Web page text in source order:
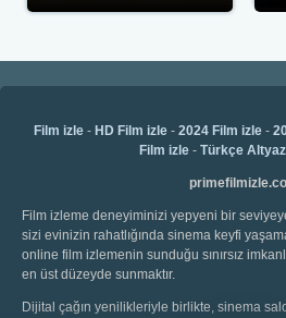
Film izle - HD Film izle - 2024 Film izle -
Film izle- Türkçe
Film izleme deneyiminizi yepyeni bir
sizi evinizin rahatlığında sinema keyfi
online film izlemenin sunduğu sınırsız
en üst düzeyde sunmaktır.
Dijital çağın yenilikleriyle birlikte, sinema